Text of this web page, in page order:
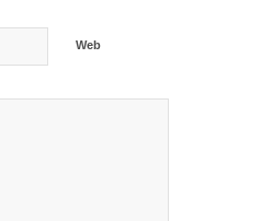
Web